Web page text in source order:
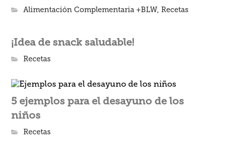
Alimentación Complementaria +BLW,Recetas
¡Idea de snack saludable!
Recetas
5 ejemplos para el desayuno de los
niños
Recetas